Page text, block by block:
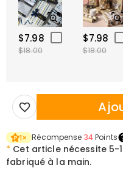
$7.98
$18.00
$7.98
$18.00
1× Récompense 34Points
* Cet article nécessite 5-
fabriqué à la main.